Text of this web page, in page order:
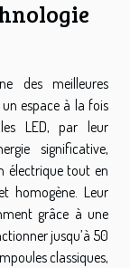
des meilleures
espace à la fois
LED, par leur
significative,
électrique tout en
homogène. Leur
grâce à une
jusqu’à 50
classiques,